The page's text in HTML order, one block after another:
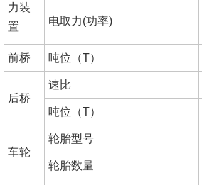
力装
置
电取力(功率)
前桥 吨位（T）
后桥
速比
吨位（T）
车轮
轮胎型号
轮胎数量